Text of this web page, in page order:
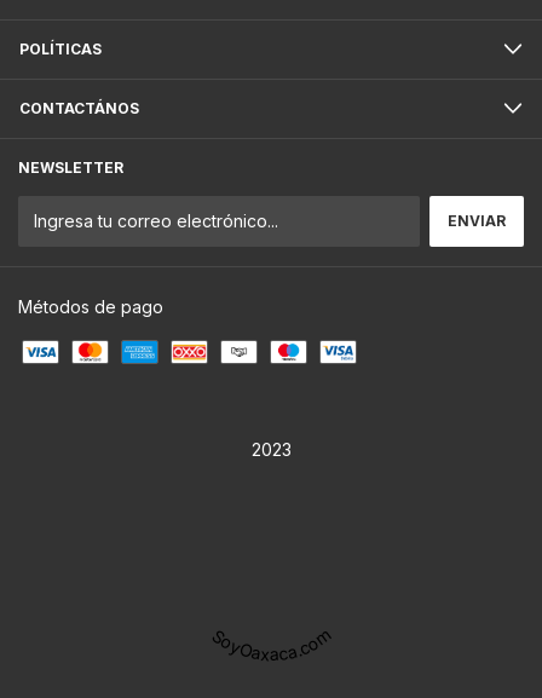
POLÍTICAS
CONTACTÁNOS
NEWSLETTER
Métodos de pago
2023
SoyOaxaca.com